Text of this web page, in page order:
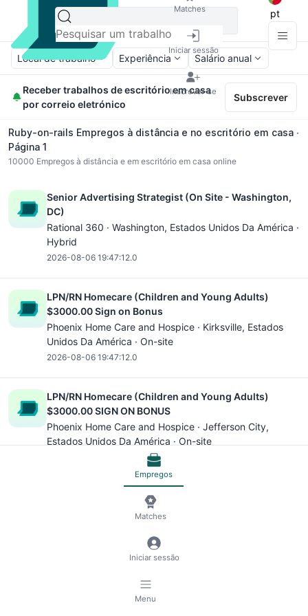
Matches
Iniciar sessão
Inscrever-se
pt
Local de trabalho Experiência Salário anual
Receber trabalhos de escritório em casa
por correio eletrónico
Subscrever
Ruby-on-rails Empregos à distância e no escritório em casa ∙
Página 1
10000 Empregos à distância e em escritório em casa online
Senior Advertising Strategist (On Site - Washington,
DC)
Rational 360 · Washington, Estados Unidos Da América ·
Hybrid
2026-08-06 19:47:12.0
LPN/RN Homecare (Children and Young Adults)
$3000.00 Sign on Bonus
Phoenix Home Care and Hospice · Kirksville, Estados
Unidos Da América · On-site
2026-08-06 19:47:12.0
LPN/RN Homecare (Children and Young Adults)
$3000.00 SIGN ON BONUS
Phoenix Home Care and Hospice · Jefferson City,
Estados Unidos Da América · On-site
Lead Ruby on Rails Software Engineer
Alex Staff Agency · Alemanha · Remote
Ocean Casino Resort ·Atlantic City
Empregos
Matches
Iniciar sessão
Menu